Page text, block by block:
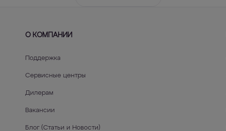
О КОМПАНИИ
Поддержка
Сервисные центры
Дилерам
Вакансии
Блог (Статьи и Новости)